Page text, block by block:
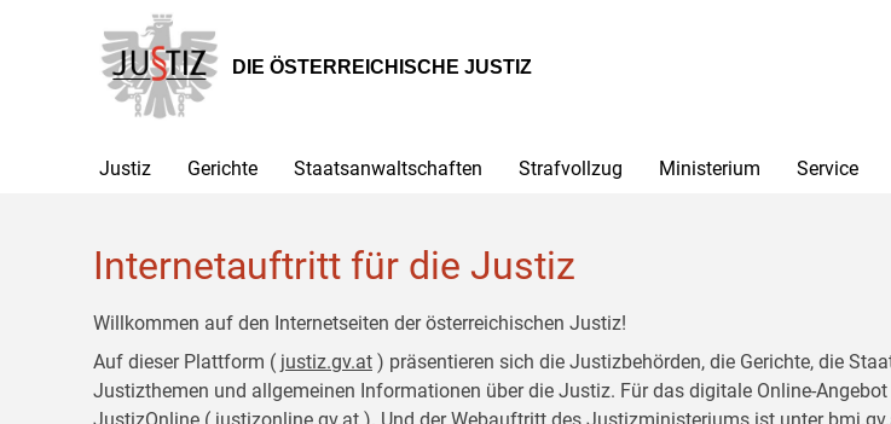
Hauptnavigation
[1]
Inhalt
[2]
DIE ÖSTERREICHISCHE JUSTIZ
Justiz Gerichte Staatsanwaltschaften Strafvollzug Ministerium Service
Internetauftritt für die Justiz
Willkommen auf den Internetseiten der österreichischen Justiz!
Auf dieser Plattform ( justiz.gv.at ) präsentieren sich die Justizbehörden, die Gerichte, die
Justizthemen und allgemeinen Informationen über die Justiz. Für das digitale Online-